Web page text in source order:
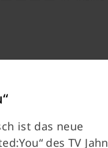
ist das neue
des TV Jahn